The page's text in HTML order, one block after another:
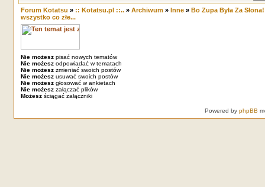
Forum Kotatsu » :: Kotatsu.pl ::..» Archiwum» Inne» Bo Zupa Była Za
wszystko co złe...
Nie możeszpisać nowych tematów
Nie możeszodpowiadać w tematach
Nie możeszzmieniać swoich postów
Nie możeszusuwać swoich postów
Nie możeszgłosować w ankietach
Nie możeszzałączać plików
Możeszściągać załączniki
Powered by phpBB